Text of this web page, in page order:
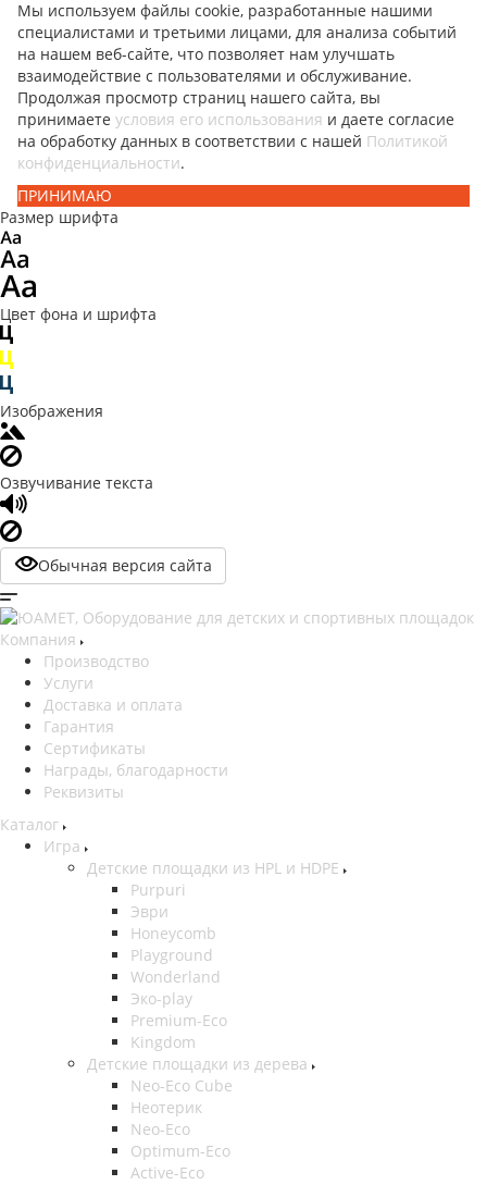
Мы используем файлы cookie, разработанные нашими
специалистами и третьими лицами, для анализа событий
на нашем веб-сайте, что позволяет нам улучшать
взаимодействие с пользователями и обслуживание.
Продолжая просмотр страниц нашего сайта, вы
принимаете условия его использования и даете согласие
на обработку данных в соответствии с нашей Политикой
конфиденциальности.
ПРИНИМАЮ
Размер шрифта
Цвет фона и шрифта
Изображения
Озвучивание текста
Обычная версия сайта
Компания
Производство
Услуги
Доставка и оплата
Гарантия
Сертификаты
Награды, благодарности
Реквизиты
Каталог
Игра
Детские площадки из HPL и HDPE
Purpuri
Эври
Honeycomb
Playground
Wonderland
Эко-play
Premium-Eco
Kingdom
Детские площадки из дерева
Neo-Eco Cube
Неотерик
Neo-Eco
Оptimum-Еco
Active-Eco